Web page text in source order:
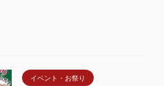
イベント・お祭り